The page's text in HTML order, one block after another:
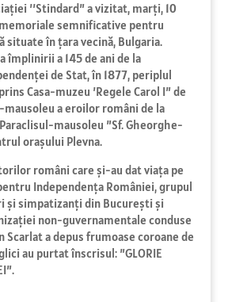
’’Stindard” a vizitat, marţi, 10
semnificative pentru
situate în ţara vecină, Bulgaria.
împlinirii a 145 de ani de la
de Stat, în 1877, periplul
Casa-muzeu ’Regele Carol I” de
mausoleu a eroilor români de la
mausoleu ”Sf. Gheorghe-
orașului Plevna.
români care şi-au dat viaţa pe
Independenţa României, grupul
şi simpatizanţi din Bucureşti şi
non-guvernamentale conduse
Scarlat a depus frumoase coroane de
au purtat înscrisul: ”GLORIE